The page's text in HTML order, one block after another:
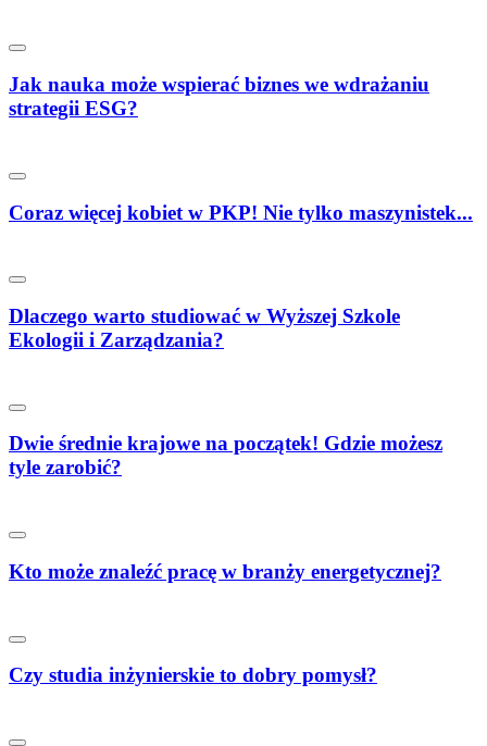
Jak nauka może wspierać biznes we wdrażaniu
strategii ESG?
Coraz więcej kobiet w PKP! Nie tylko maszynistek...
Dlaczego warto studiować w Wyższej Szkole
Ekologii i Zarządzania?
Dwie średnie krajowe na początek! Gdzie możesz
tyle zarobić?
Kto może znaleźć pracę w branży energetycznej?
Czy studia inżynierskie to dobry pomysł?